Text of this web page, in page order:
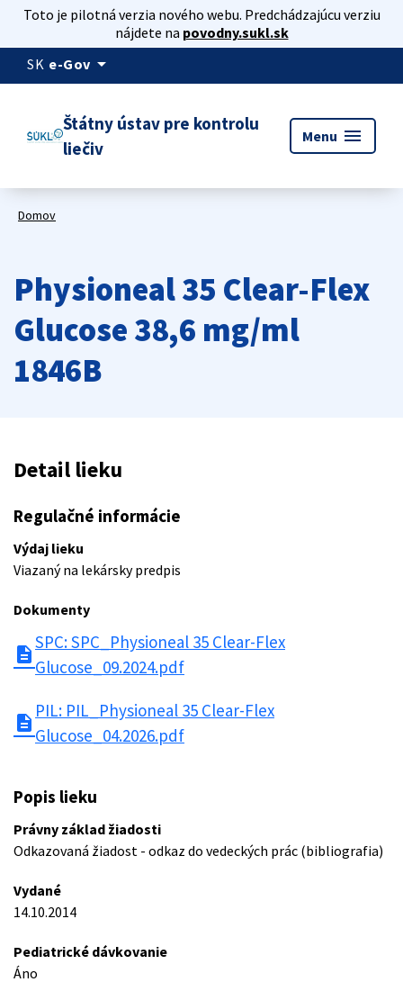
Toto je pilotná verzia nového webu. Predchádzajúcu verziu
nájdete na povodny.sukl.sk
SK e-Gov arrow_drop_down
Štátny ústav pre kontrolu
liečiv
Menu menu
Domov
Physioneal 35 Clear-Flex
Glucose 38,6 mg/ml
1846B
Detail lieku
Regulačné informácie
Výdaj lieku
Viazaný na lekársky predpis
Dokumenty
description
SPC: SPC_Physioneal 35 Clear-Flex
Glucose_09.2024.pdf
description
PIL: PIL_Physioneal 35 Clear-Flex
Glucose_04.2026.pdf
Popis lieku
Právny základ žiadosti
Odkazovaná žiadost - odkaz do vedeckých prác (bibliografia)
Vydané
14.10.2014
Pediatrické dávkovanie
Áno